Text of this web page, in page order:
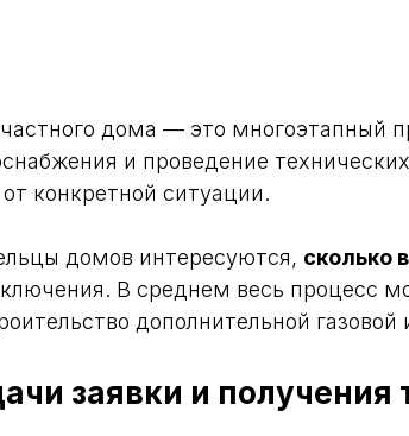
дома — это многоэтапный
и проведение
конкретной ситуации.
домов интересуются, сколько
В среднем весь процесс
дополнительной
заявки и получения